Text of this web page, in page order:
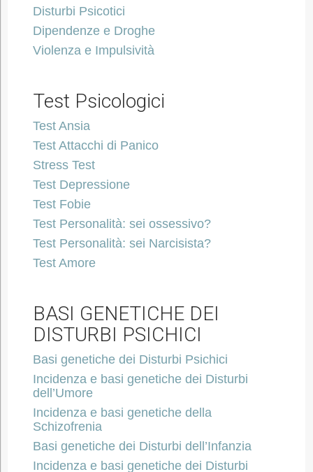
Disturbi Psicotici
Dipendenze e Droghe
Violenza e Impulsività
Test Psicologici
Test Ansia
Test Attacchi di Panico
Stress Test
Test Depressione
Test Fobie
Test Personalità: sei ossessivo?
Test Personalità: sei Narcisista?
Test Amore
BASI GENETICHE DEI
DISTURBI PSICHICI
Basi genetiche dei Disturbi Psichici
Incidenza e basi genetiche dei Disturbi
dell’Umore
Incidenza e basi genetiche della
Schizofrenia
Basi genetiche dei Disturbi dell’Infanzia
Incidenza e basi genetiche dei Disturbi